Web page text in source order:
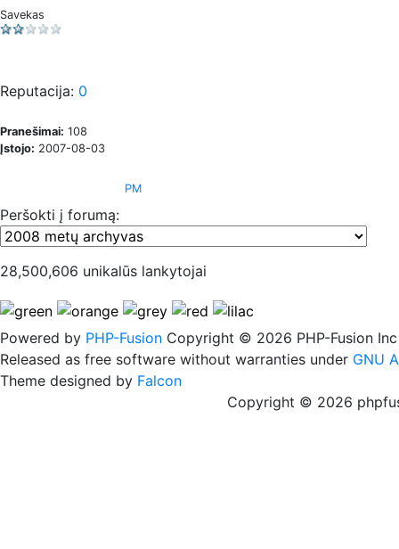
Savekas
Reputacija: 0
Pranešimai: 108
Įstojo: 2007-08-03
PM
Peršokti į forumą:
28,500,606 unikalūs lankytojai
Powered by PHP-Fusion Copyright © 2026 PHP-Fusion Inc
Released as free software without warranties under GNU
Theme designed by Falcon
Copyright © 2026